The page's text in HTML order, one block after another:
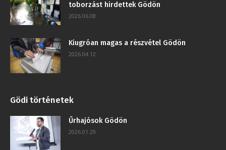
toborzást hirdettek Gödön
2026.06.08.
Kiugróan magas a részvétel Gödön
2026.04.12.
Gödi történetek
Űrhajósok Gödön
2026.01.29.